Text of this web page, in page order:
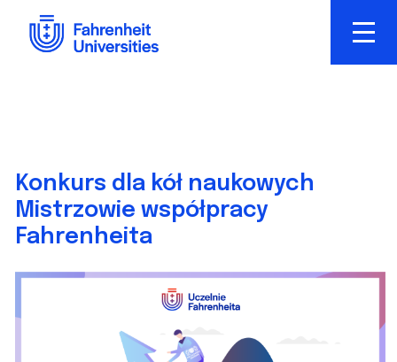
Konkurs dla kół naukowych
Mistrzowie współpracy
Fahrenheita